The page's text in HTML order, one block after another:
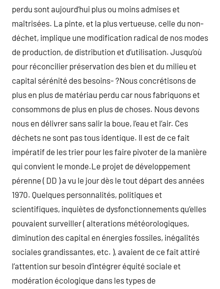
perdu sont aujourd’hui plus ou moins admises et
maîtrisées. La pinte, et la plus vertueuse, celle du non-
déchet, implique une modification radical de nos modes
de production, de distribution et d’utilisation. Jusqu’où
pour réconcilier préservation des bien et du milieu et
capital sérénité des besoins- ?Nous concrétisons de
plus en plus de matériau perdu car nous fabriquons et
consommons de plus en plus de choses. Nous devons
nous en délivrer sans salir la boue, l’eau et l’air. Ces
déchets ne sont pas tous identique. Il est de ce fait
impératif de les trier pour les faire pivoter de la manière
qui convient le monde.Le projet de développement
pérenne ( DD ) a vu le jour dès le tout départ des années
1970. Quelques personnalités, politiques et
scientifiques, inquiètes de dysfonctionnements qu’elles
pouvaient surveiller ( alterations météorologiques,
diminution des capital en énergies fossiles, inégalités
sociales grandissantes, etc. ), avaient de ce fait attiré
l’attention sur besoin d’intégrer équité sociale et
modération écologique dans les types de